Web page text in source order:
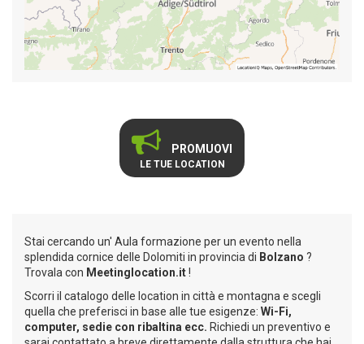
PROMUOVI
LE TUE LOCATION
Stai cercando un' Aula formazione per un evento nella
splendida cornice delle Dolomiti in provincia di Bolzano ?
Trovala con Meetinglocation.it!
Scorri il catalogo delle location in città e montagna e scegli
quella che preferisci in base alle tue esigenze: Wi-Fi,
computer, sedie con ribaltina ecc. Richiedi un preventivo e